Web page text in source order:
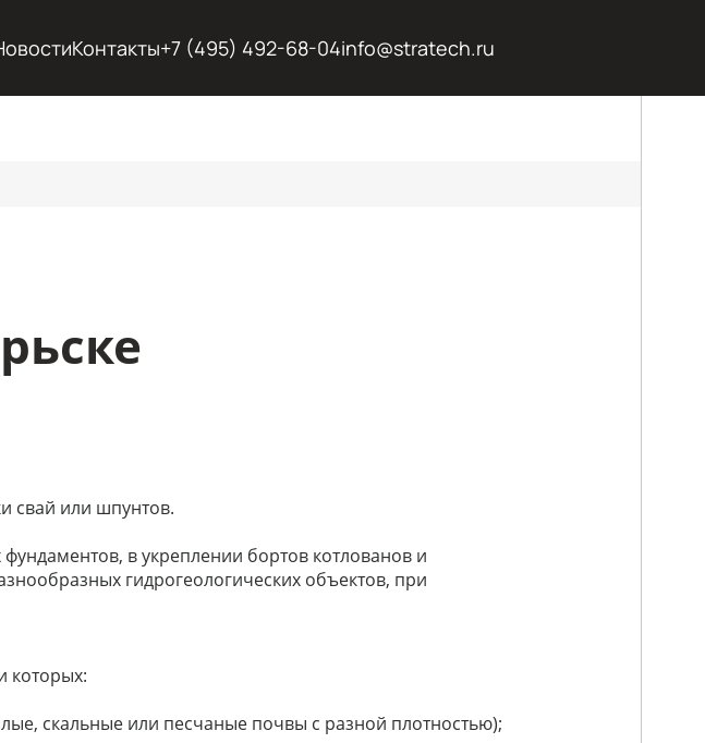
Контакты+7 (495) 492-68-04info@stratech.ru
свай или шпунтов.
в укреплении бортов котлованов и
гидрогеологических объектов, при
которых:
скальные или песчаные почвы с разной плотностью);